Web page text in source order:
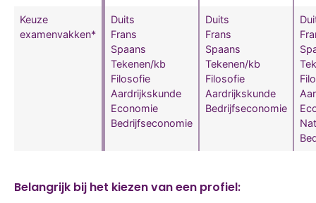
Keuze
examenvakken*
Duits
Frans
Spaans
Tekenen/kb
Filosofie
Aardrijkskunde
Economie
Bedrijfseconomie
Duits
Frans
Spaans
Tekenen/kb
Filosofie
Aardrijkskunde
Bedrijfseconomie
Belangrijk bij het kiezen van een profiel: